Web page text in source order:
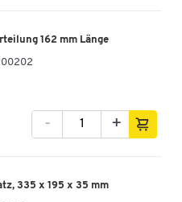
162 mm Länge
- +
335 x 195 x 35 mm